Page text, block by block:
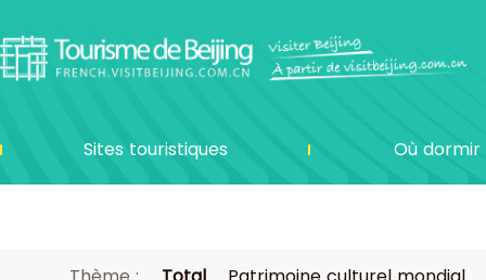
Sites touristiques Où dormir